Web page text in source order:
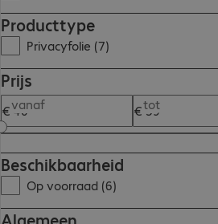
Producttype
Privacyfolie (7)
Prijs
vanaf tot
Beschikbaarheid
Op voorraad (6)
Algemeen